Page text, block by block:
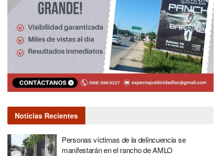
Noticias Recientes
Personas víctimas de la delincuencia se
manifestarán en el rancho de AMLO